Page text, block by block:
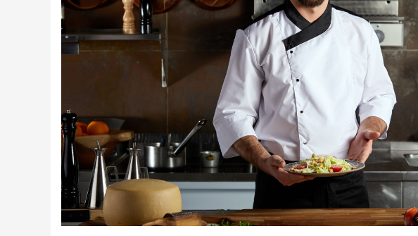
Condimente turcesti
Ghimbir murat la borcan